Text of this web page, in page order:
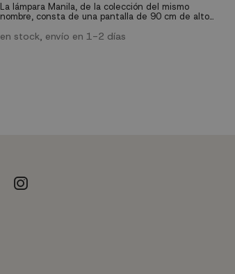
La lámpara Manila, de la colección del mismo
nombre, consta de una pantalla de 90 cm de alto,
lucir su diseño y personalidad. Cargada de
en stock, envío en 1-2 días